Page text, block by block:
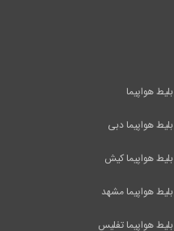
بلیط هواپیما
بلیط هواپیما دبی
بلیط هواپیما کیش
بلیط هواپیما مشهد
بلیط هواپیما تفلیس